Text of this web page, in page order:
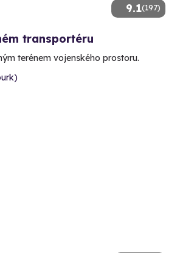
9.1(197)
transportéru
terénem vojenského prostoru.